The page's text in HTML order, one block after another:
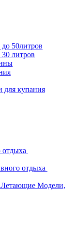
50литров
литров
для купания
отдыха
отдыха
Модели,